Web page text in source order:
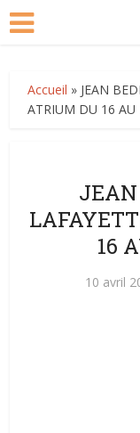
Accueil » JEAN
ATRIUM DU 16 AU
JEAN
16
10 avril